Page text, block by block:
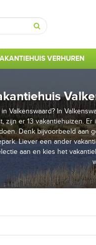
Zoeken
VERHUREN
Valkenswaard? In
zijn er 13 vakantiehuizen. Er
Denk bijvoorbeeld aan
Liever een ander
aan en kies het